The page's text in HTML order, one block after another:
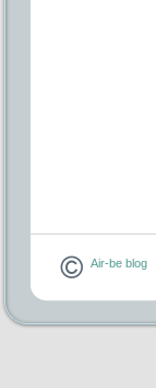
Air-be blog